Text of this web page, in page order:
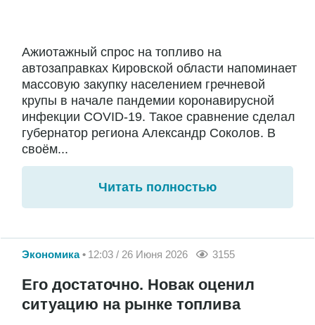
Ажиотажный спрос на топливо на
автозаправках Кировской области напоминает
массовую закупку населением гречневой
крупы в начале пандемии коронавирусной
инфекции COVID-19. Такое сравнение сделал
губернатор региона Александр Соколов. В
своём...
Читать полностью
Экономика 12:03 / 26 Июня 2026 3155
Его достаточно. Новак оценил
ситуацию на рынке топлива